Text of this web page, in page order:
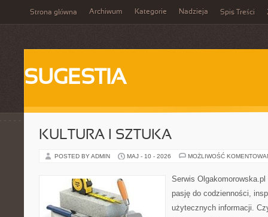
Strona główna Archiwum Kategorie Nadzieja Spis Treści
SUGESTIA
KULTURA I SZTUKA
POSTED BY ADMIN MAJ - 10 - 2026 MOŻLIWOŚĆ
Serwis
pasję do codzienności,
użytecznych informacji.